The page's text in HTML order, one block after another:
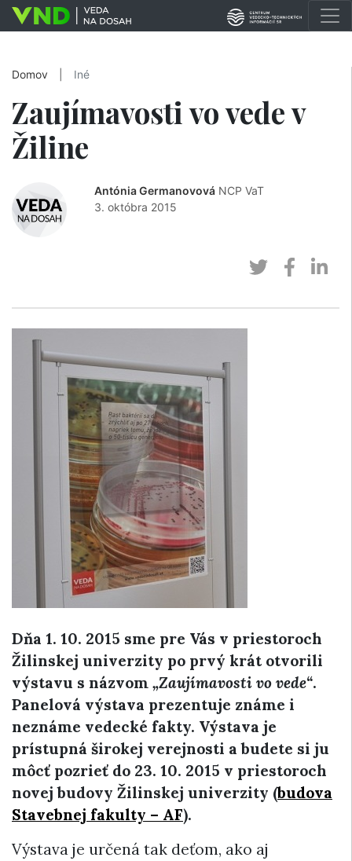
Domov Iné
Zaujímavosti vo vede v
Žiline
Antónia Germanovová NCP VaT
3. októbra 2015
Dňa 1. 10. 2015 sme pre Vás v priestoroch
Žilinskej univerzity po prvý krát otvorili
výstavu s názvom „Zaujímavosti vo vede“.
Panelová výstava prezentuje známe i
neznáme vedecké fakty. Výstava je
prístupná širokej verejnosti a budete si ju
môcť pozrieť do 23. 10. 2015 v priestoroch
novej budovy Žilinskej univerzity (budova
Stavebnej fakulty – AF).
Výstava je určená tak deťom, ako aj